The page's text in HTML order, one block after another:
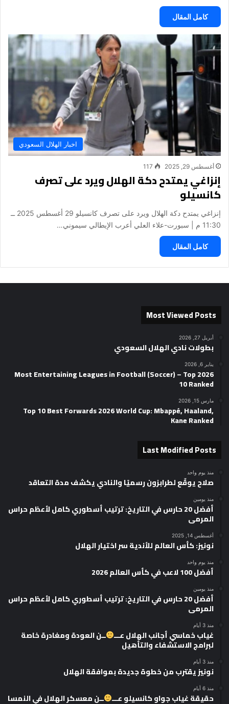
كامل المقال
اخبار الهلال السعودي
أغسطس 29, 2025 117
إنزاغي يمتدح دكة الهلال ويرد على تصرف
كانسيلو
إنزاغي يمتدح دكة الهلال ويرد على تصرف كانسيلو 29 أغسطس 2025 ــ
11:30 م | سبورت-علاء العلي أعرب الإيطالي سيموني…
كامل المقال
Most Viewed Posts
أبريل 27, 2026
بطولات نادي الهلال السعودي
يناير 6, 2026
2026 Most Entertaining Leagues in Football (Soccer) – Top
10 Ranked
مارس 15, 2026
Top 10 Best Forwards 2026 World Cup: Mbappé, Haaland,
Kane Ranked
Last Modified Posts
منذ يوم واحد
صلاح يوقّع لطرابزون رسميًا والنادي يكشف مدة التعاقد
منذ يومين
أفضل 20 حارس في التاريخ: ترتيب أسطوري كامل لأعظم حراس
المرمى
أغسطس 14, 2025
نونيز: كأس العالم للأندية سر اختيار الهلال
منذ يوم واحد
أفضل 100 لاعب في كأس العالم 2026
منذ يومين
أفضل 20 حارس في التاريخ: ترتيب أسطوري كامل لأعظم حراس
المرمى
منذ 3 أيام
غياب خماسي أجانب الهلال عـــ ــن العودة ومغادرة خاصة
لبرامج الاستشفاء والتأهيل
منذ 3 أيام
نونيز يقترب من خطوة جديدة بموافقة الهلال
منذ 6 أيام
حقيقة غياب جواو كانسيلو عـــ ــن معسكر الهلال في النمسا